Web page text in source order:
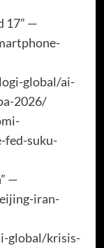
17” —
global/ai-
2026/
fed-suku-
—
iran-
global/krisis-